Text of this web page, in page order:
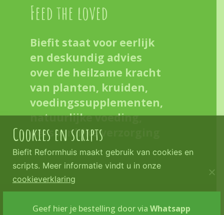
Geef hier je bestelling door viaWhatsapp
Feed the loved
Biefit staat voor eerlijk
en deskundig advies
over de heilzame kracht
van planten, kruiden,
voedingssupplementen,
natuurlijke voeding,
persoonlijke verzorging
Cookies en scripts
Biefit Reformhuis maakt gebruik van cookies en
scripts. Meer informatie vindt u in onze
cookieverklaring
Ik ga akkoord